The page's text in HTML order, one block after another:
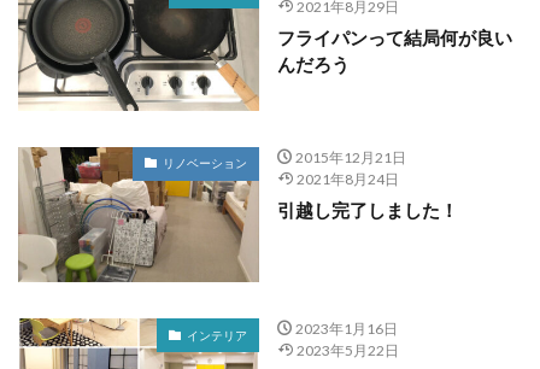
2021年8月29日
フライパンって結局何が良い
んだろう
リノベーション
2015年12月21日
2021年8月24日
引越し完了しました！
インテリア
2023年1月16日
2023年5月22日